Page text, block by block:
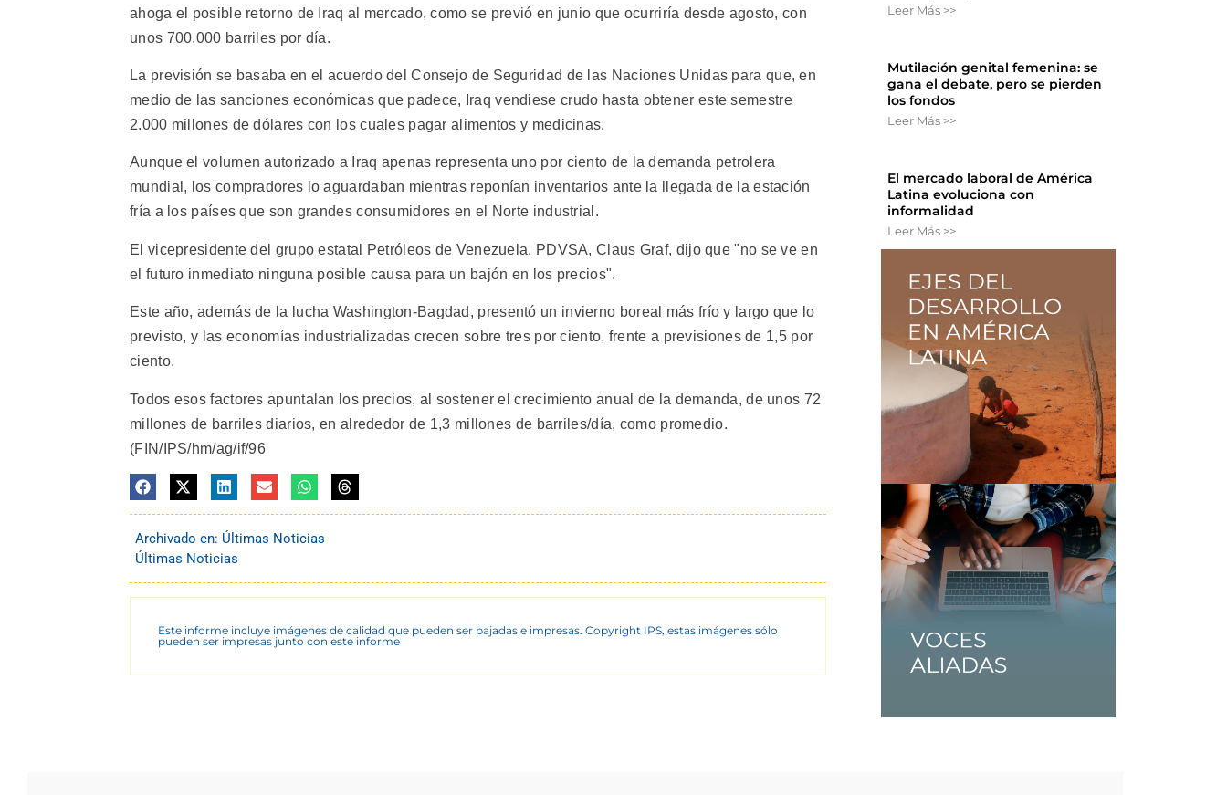
ahoga el posible retorno de Iraq al mercado, como se previó en junio que ocurriría desde agosto, con
unos 700.000 barriles por día.
La previsión se basaba en el acuerdo del Consejo de Seguridad de las Naciones Unidas para que, en
medio de las sanciones económicas que padece, Iraq vendiese crudo hasta obtener este semestre
2.000 millones de dólares con los cuales pagar alimentos y medicinas.
Aunque el volumen autorizado a Iraq apenas representa uno por ciento de la demanda petrolera
mundial, los compradores lo aguardaban mientras reponían inventarios ante la llegada de la estación
fría a los países que son grandes consumidores en el Norte industrial.
El vicepresidente del grupo estatal Petróleos de Venezuela, PDVSA, Claus Graf, dijo que "no se ve en
el futuro inmediato ninguna posible causa para un bajón en los precios".
Este año, además de la lucha Washington-Bagdad, presentó un invierno boreal más frío y largo que lo
previsto, y las economías industrializadas crecen sobre tres por ciento, frente a previsiones de 1,5 por
ciento.
Todos esos factores apuntalan los precios, al sostener el crecimiento anual de la demanda, de unos 72
millones de barriles diarios, en alrededor de 1,3 millones de barriles/día, como promedio.
(FIN/IPS/hm/ag/if/96
Archivado en: Últimas Noticias
Últimas Noticias
Este informe incluye imágenes de calidad que pueden ser bajadas e impresas. Copyright IPS, estas imágenes sólo
pueden ser impresas junto con este informe
Leer Más >>
Mutilación genital femenina: se
gana el debate, pero se pierden
los fondos
Leer Más >>
El mercado laboral de América
Latina evoluciona con
informalidad
Leer Más >>